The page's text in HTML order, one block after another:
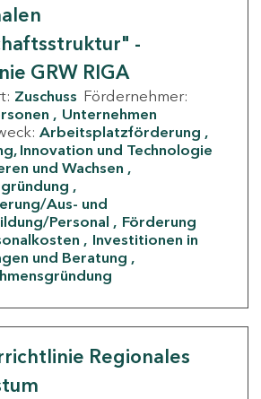
-
GRW RIGA
Zuschuss Fördernehmer:
Unternehmen
Arbeitsplatzförderung
Innovation und Technologie
und Wachsen
Aus- und
Personal
Förderung
Investitionen in
und Beratung
Regionales